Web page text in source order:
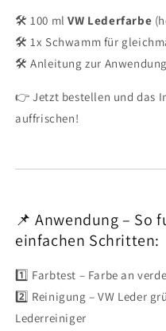
🛠 100 mlVW Lederfarbe
🛠 1x Schwamm für
🛠 Anleitung zur
👉 Jetzt bestellen und das
auffrischen!
📌 Anwendung – So
einfachen Schritten:
1️⃣ Farbtest – Farbe an
2️⃣ Reinigung – VW Leder
Lederreiniger